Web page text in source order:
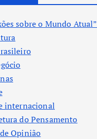
sobre o Mundo Atual”
internacional
do Pensamento
Opinião